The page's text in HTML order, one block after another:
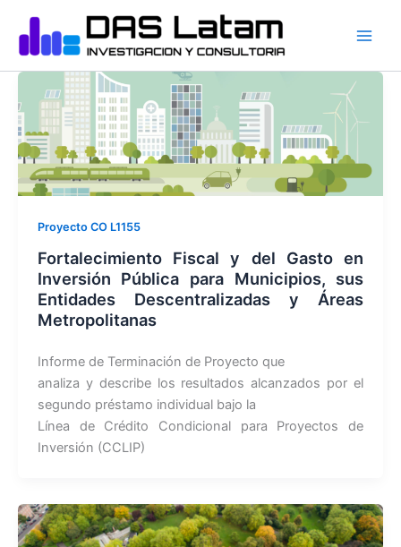
contenido
Proyecto CO L1155
Fortalecimiento Fiscal y del Gasto en
Inversión Pública para Municipios, sus
Entidades Descentralizadas y Áreas
Metropolitanas
Informe de Terminación de Proyecto que
analiza y describe los resultados alcanzados por el
segundo préstamo individual bajo la
Línea de Crédito Condicional para Proyectos de
Inversión (CCLIP)